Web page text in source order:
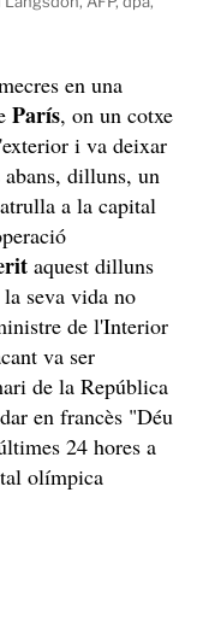
en una
París, on un cotxe
i va deixar
abans, dilluns, un
a la capital
aquest dilluns
seva vida no
de l'Interior
va ser
de la República
en francès "Déu
24 hores a
olímpica